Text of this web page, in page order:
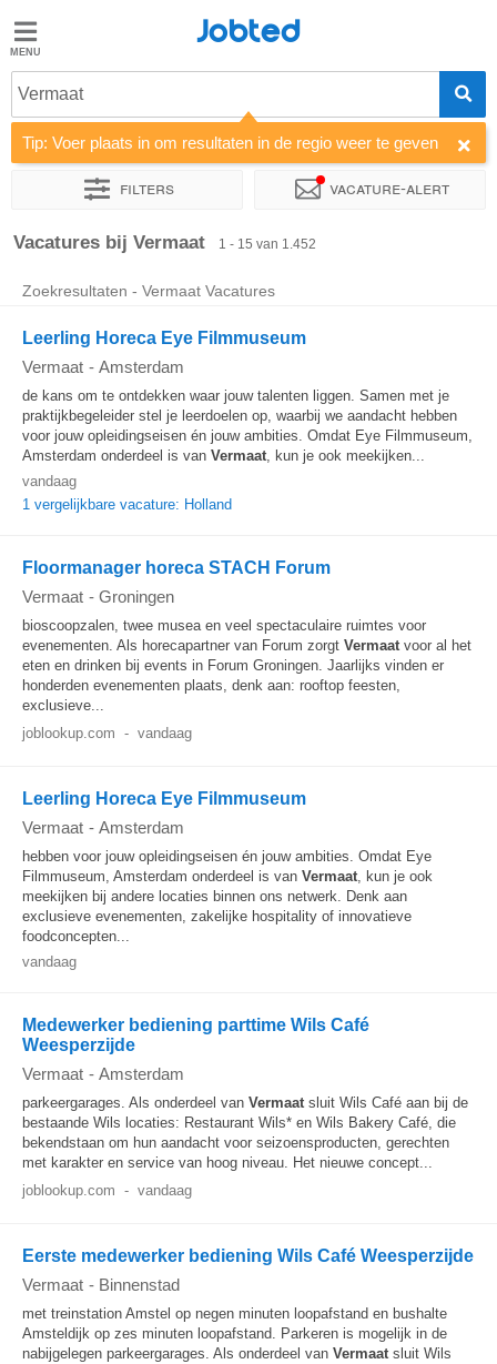
Jobted
Vacatures
Salarissen
Jobted
Vermaat
Tip: Voer plaats in om resultaten in de regio weer te geven
Filters Vacature-alert
Sorteer op Bedrijf Soort dienstverband
Vacatures bij Vermaat 1 - 15 van 1.452
Zoekresultaten - Vermaat Vacatures
Leerling Horeca Eye Filmmuseum
Vermaat - Amsterdam
de kans om te ontdekken waar jouw talenten liggen. Samen met je
praktijkbegeleider stel je leerdoelen op, waarbij we aandacht hebben
voor jouw opleidingseisen én jouw ambities. Omdat Eye Filmmuseum,
Amsterdam onderdeel is van Vermaat, kun je ook meekijken...
vandaag
1 vergelijkbare vacature: Holland
Floormanager horeca STACH Forum
Vermaat - Groningen
bioscoopzalen, twee musea en veel spectaculaire ruimtes voor
evenementen. Als horecapartner van Forum zorgt Vermaatvoor al het
eten en drinken bij events in Forum Groningen. Jaarlijks vinden er
honderden evenementen plaats, denk aan: rooftop feesten,
exclusieve...
joblookup.com - vandaag
Leerling Horeca Eye Filmmuseum
Vermaat - Amsterdam
hebben voor jouw opleidingseisen én jouw ambities. Omdat Eye
Filmmuseum, Amsterdam onderdeel is van Vermaat, kun je ook
meekijken bij andere locaties binnen ons netwerk. Denk aan
exclusieve evenementen, zakelijke hospitality of innovatieve
foodconcepten...
vandaag
Medewerker bediening parttime Wils Café
Weesperzijde
Vermaat - Amsterdam
parkeergarages. Als onderdeel van Vermaatsluit Wils Café aan bij de
bestaande Wils locaties: Restaurant Wils* en Wils Bakery Café, die
bekendstaan om hun aandacht voor seizoensproducten, gerechten
met karakter en service van hoog niveau. Het nieuwe concept...
joblookup.com - vandaag
Eerste medewerker bediening Wils Café Weesperzijde
Vermaat - Binnenstad
met treinstation Amstel op negen minuten loopafstand en bushalte
Amsteldijk op zes minuten loopafstand. Parkeren is mogelijk in de
nabijgelegen parkeergarages. Als onderdeel van Vermaatsluit Wils